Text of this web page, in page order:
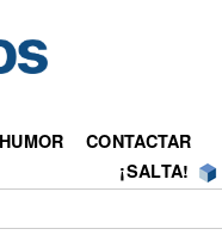
HUMOR
CONTACTAR
¡SALTA!